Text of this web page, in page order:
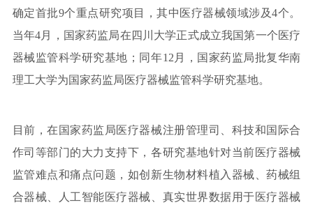
确定首批9个重点研究项目，其中医疗器械领域涉及4个。
当年4月，国家药监局在四川大学正式成立我国第一个医疗
器械监管科学研究基地；同年12月，国家药监局批复华南
理工大学为国家药监局医疗器械监管科学研究基地。
目前，在国家药监局医疗器械注册管理司、科技和国际合
作司等部门的大力支持下，各研究基地针对当前医疗器械
监管难点和痛点问题，如创新生物材料植入器械、药械组
合器械、人工智能医疗器械、真实世界数据用于医疗器械